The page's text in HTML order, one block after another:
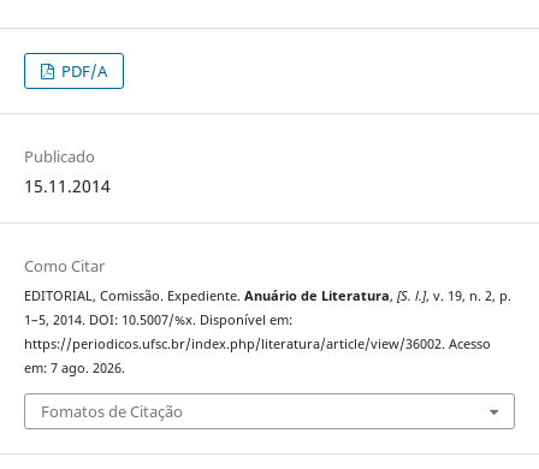
PDF/A
Publicado
15.11.2014
Como Citar
EDITORIAL, Comissão. Expediente. Anuário de Literatura, [S. l.], v. 19, n. 2, p.
1–5, 2014. DOI: 10.5007/%x. Disponível em:
https://periodicos.ufsc.br/index.php/literatura/article/view/36002. Acesso
em: 7 ago. 2026.
Fomatos de Citação